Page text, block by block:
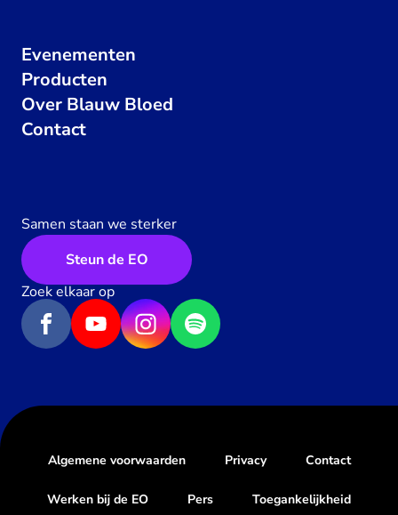
Evenementen
Producten
Over Blauw Bloed
Contact
Samen staan we sterker
Steun de EO
Zoek elkaar op
Algemene voorwaarden Privacy Contact
Werken bij de EO Pers Toegankelijkheid